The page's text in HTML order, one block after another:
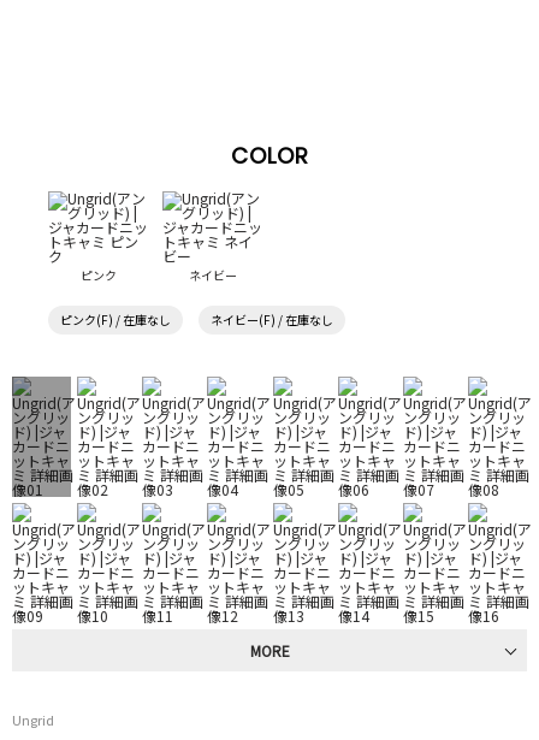
COLOR
ピンク ネイビー
ピンク(F) / 在庫なし ネイビー(F) / 在庫なし
MORE
Ungrid